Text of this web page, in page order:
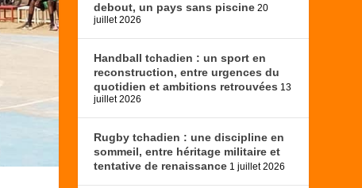
debout, un pays sans piscine 20
juillet 2026
Handball tchadien : un sport en
reconstruction, entre urgences du
quotidien et ambitions retrouvées 13
juillet 2026
Rugby tchadien : une discipline en
sommeil, entre héritage militaire et
tentative de renaissance 1 juillet 2026